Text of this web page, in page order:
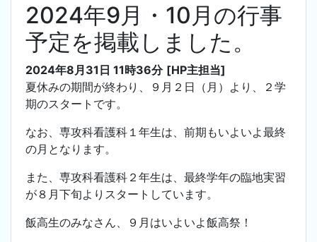
2024年9月・10月の行事
予定を掲載しました。
2024年8月31日 11時36分 [HP主担当]
夏休みの期間が終わり、９月２日（月）より、２学
期のスタートです。
なお、専攻科看護科１年生は、前期もいよいよ最終
の月となります。
また、専攻科看護科２年生は、最終学年の臨地実習
が８月下旬よりスタートしています。
飯高生のみなさん、９月はいよいよ飯高祭！